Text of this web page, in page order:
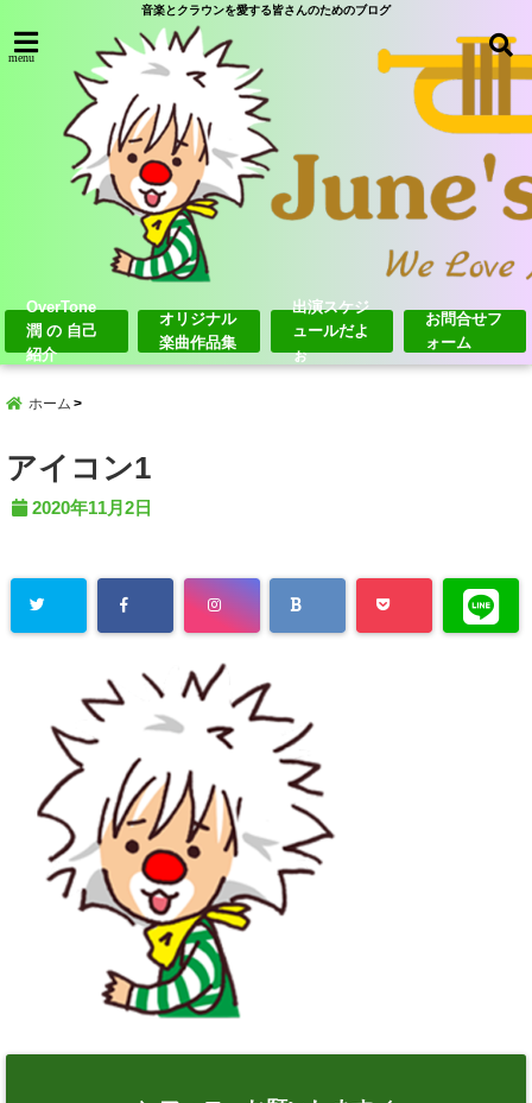
音楽とクラウンを愛する皆さんのためのブログ
menu
OverTone
潤 の 自己
紹介
オリジナル
楽曲作品集
出演スケジ
ュールだよ
ぉ
お問合せフ
ォーム
ホーム
アイコン1
2020年11月2日